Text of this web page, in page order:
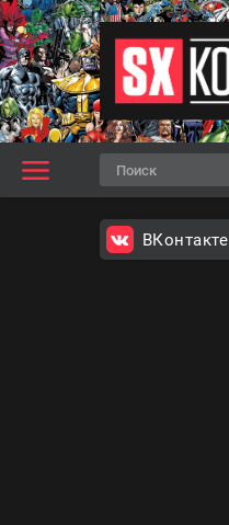
ВКонтакте